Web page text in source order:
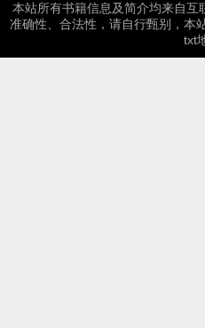
本站所有书籍信息及简介均来自互
准确性、合法性，请自行甄别，本
txt